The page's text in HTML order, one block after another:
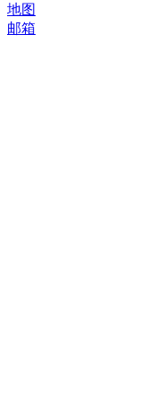
地图
邮箱